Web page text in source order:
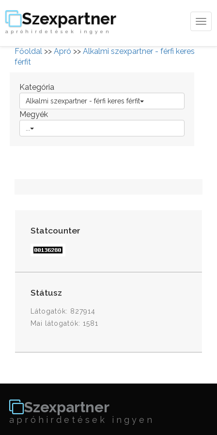
Szexpartner
apróhirdetések ingyen
Főoldal >> Apró >> Alkalmi szexpartner - férfi keres
férfit
Kategória
Alkalmi szexpartner - férfi keres férfit
Megyék
Statcounter
Státusz
Látogatók: 827914
Mai látogatók: 1581
Szexpartner
apróhirdetések ingyen